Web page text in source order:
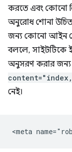
করতে এবং কোনো
অনুরোধ শোনা
জন্য কোনো আইন
বললে, সাইটটিকে
অনুসরণ করার
নেই।